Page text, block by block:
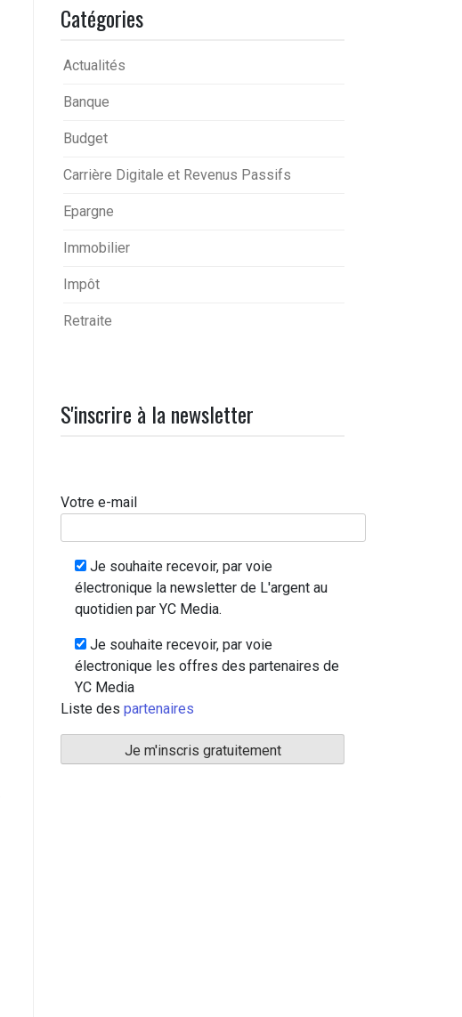
Catégories
Actualités
Banque
Budget
Carrière Digitale et Revenus Passifs
Epargne
Immobilier
Impôt
Retraite
S'inscrire à la newsletter
Votre e-mail
Je souhaite recevoir, par voie
électronique la newsletter de L'argent au
quotidien par YC Media.
Je souhaite recevoir, par voie
électronique les offres des partenaires de
YC Media
Liste des partenaires